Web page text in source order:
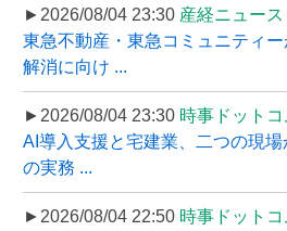
►2026/08/04 23:30 産経ニュース
東急不動産・東急コミュニティ
解消に向け ...
►2026/08/04 23:30 時事ドットコ
AI導入支援と宅建業、二つの現場
の実務 ...
►2026/08/04 22:50 時事ドットコ